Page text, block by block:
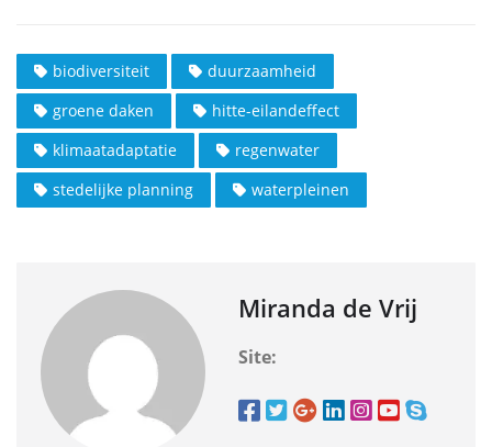
biodiversiteit
duurzaamheid
groene daken
hitte-eilandeffect
klimaatadaptatie
regenwater
stedelijke planning
waterpleinen
Miranda de Vrij
Site: